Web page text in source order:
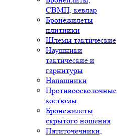
СВМП, кевлар
Бронежилеты
плитники
Шлемы тактические
Наушники
тактические и
гарнитуры
Напашники
Противоосколочные
костюмы
Бронежилеты
скрытого ношения
Пятиточечники,